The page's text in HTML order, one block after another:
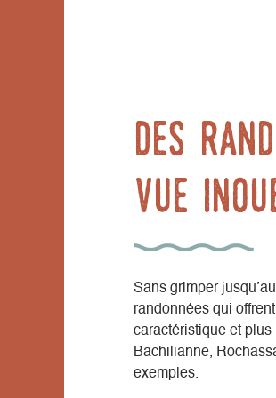
Des
vue
Sans grimper
randonnées qui
caractéristique et
Bachilianne,
exemples.